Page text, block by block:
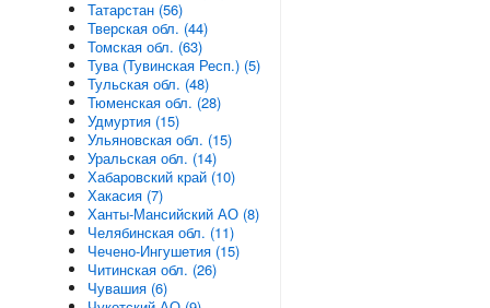
Татарстан (56)
Тверская обл. (44)
Томская обл. (63)
Тува (Тувинская Респ.) (5)
Тульская обл. (48)
Тюменская обл. (28)
Удмуртия (15)
Ульяновская обл. (15)
Уральская обл. (14)
Хабаровский край (10)
Хакасия (7)
Ханты-Мансийский АО (8)
Челябинская обл. (11)
Чечено-Ингушетия (15)
Читинская обл. (26)
Чувашия (6)